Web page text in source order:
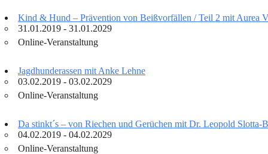
Kind & Hund – Prävention von Beißvorfällen / Teil 2 mit Aurea
31.01.2019 - 31.01.2029
Online-Veranstaltung
Jagdhunderassen mit Anke Lehne
03.02.2019 - 03.02.2029
Online-Veranstaltung
Da stinkt´s – von Riechen und Gerüchen mit Dr. Leopold Slotta-
04.02.2019 - 04.02.2029
Online-Veranstaltung